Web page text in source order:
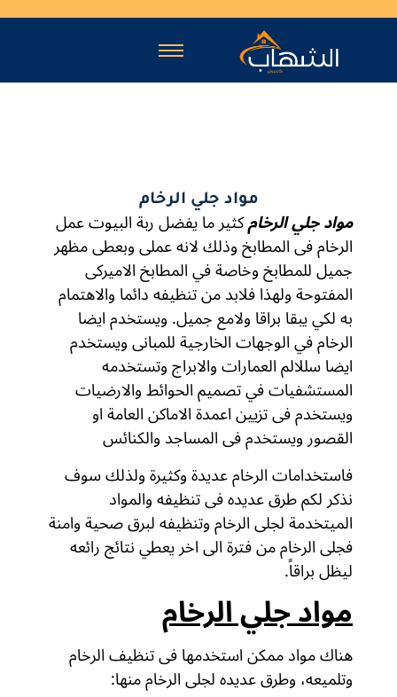
مواد جلي الرخام
مواد جلي الرخامكثير ما يفضل ربة البيوت عمل
الرخام فى المطابخ وذلك لانه عملى وبعطى مظهر
جميل للمطابخ وخاصة في المطابخ الاميركى
المفتوحة ولهذا فلابد من تنظيفه دائما والاهتمام
به لكي يبقا براقا ولامع جميل. ويستخدم ايضا
الرخام في الوجهات الخارجية للمبانى ويستخدم
ايضا سللالم العمارات والابراج وتستخدمه
المستشفيات في تصميم الحوائط والارضيات
ويستخدم فى تزيين اعمدة الاماكن العامة او
القصور ويستخدم فى المساجد والكنائس
فاستخدامات الرخام عديدة وكثيرة ولذلك سوف
نذكر لكم طرق عديده فى تنظيفه والمواد
الميتخدمة لجلى الرخام وتنظيفه لبرق صحية وامنة
فجلى الرخام من فترة الى اخر يعطي نتائج رائعه
ليظل براقاً.
مواد جلي الرخام
هناك مواد ممكن استخدمها فى تنظيف الرخام
وتلميعه، وطرق عديده لجلى الرخام منها: